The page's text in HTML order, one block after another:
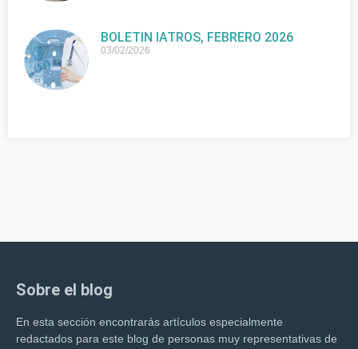
BOLETIN IATROS, FEBRERO 2026
03/02/2026
Sobre el blog
En esta sección encontrarás artículos especialmente
redactados para este blog de personas muy representativas de